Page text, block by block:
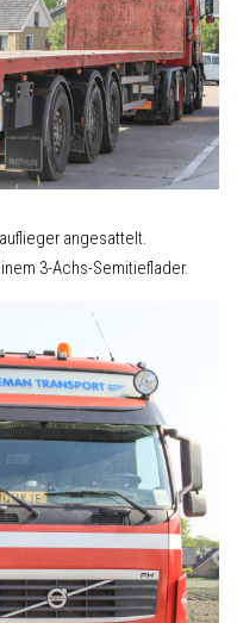
angesattelt.
3-Achs-Semitieflader.